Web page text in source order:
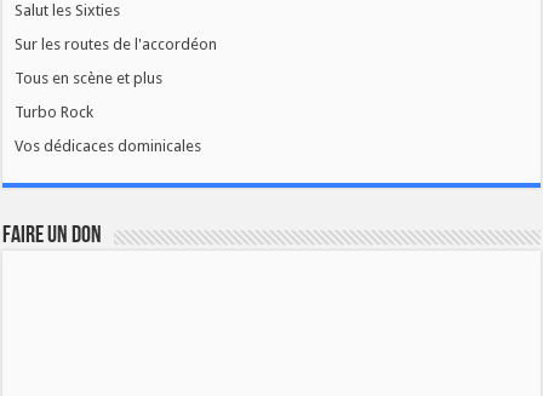
Salut les Sixties
Sur les routes de l'accordéon
Tous en scène et plus
Turbo Rock
Vos dédicaces dominicales
FAIRE UN DON